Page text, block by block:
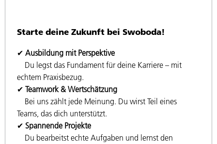
Starte deine Zukunft bei Swoboda!
✔ Ausbildung mit Perspektive
Du legst das Fundament für deine Karriere – mit
echtem Praxisbezug.
✔ Teamwork & Wertschätzung
Bei uns zählt jede Meinung. Du wirst Teil eines
Teams, das dich unterstützt.
✔ Spannende Projekte
Du bearbeitst echte Aufgaben und lernst den